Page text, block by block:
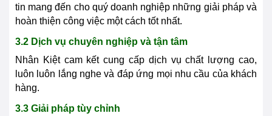
tin mang đến cho quý doanh nghiệp những giải pháp và
hoàn thiện công việc một cách tốt nhất.
3.2 Dịch vụ chuyên nghiệp và tận tâm
Nhân Kiệt cam kết cung cấp dịch vụ chất lượng cao,
luôn luôn lắng nghe và đáp ứng mọi nhu cầu của khách
hàng.
3.3 Giải pháp tùy chỉnh